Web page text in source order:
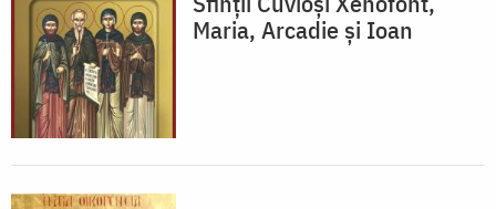
Maria, Arcadie și Ioan